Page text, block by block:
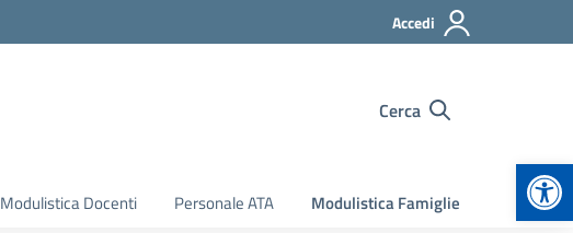
Accedi
Cerca
Modulistica Docenti Personale ATA Modulistica Famiglie